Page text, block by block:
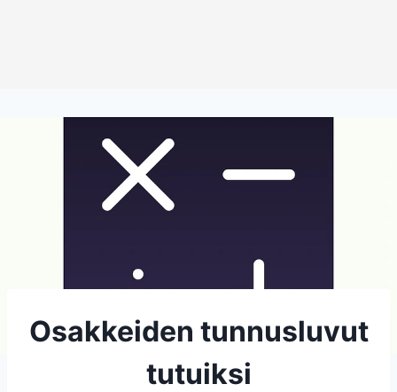
Osakkeiden tunnusluvut
tutuiksi